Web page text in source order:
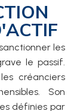
les
le passif.
créanciers
Son
définies par